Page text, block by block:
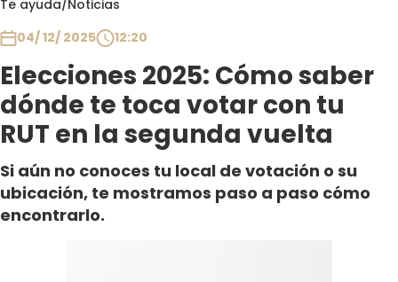
Te ayuda/Noticias
04/ 12/ 2025
12:20
Elecciones 2025: Cómo saber
dónde te toca votar con tu
RUT en la segunda vuelta
Si aún no conoces tu local de votación o su
ubicación, te mostramos paso a paso cómo
encontrarlo.
Club De La Comedia
Contigo en Directo
Plan Perfecto
El Tiempo
Sabingo
Todos Los Programas